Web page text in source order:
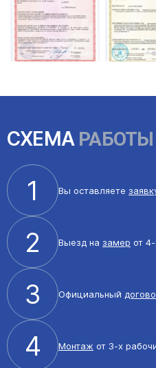
СХЕМАРАБОТЫ
1 Вы оставляете
2 Выезд на замер от
3 Официальный
4 Монтаж от 3-х